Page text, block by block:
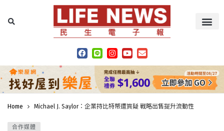
Home Michael J. Saylor：企業持比特幣遭質疑 戰略出售提升流動性
合作媒體